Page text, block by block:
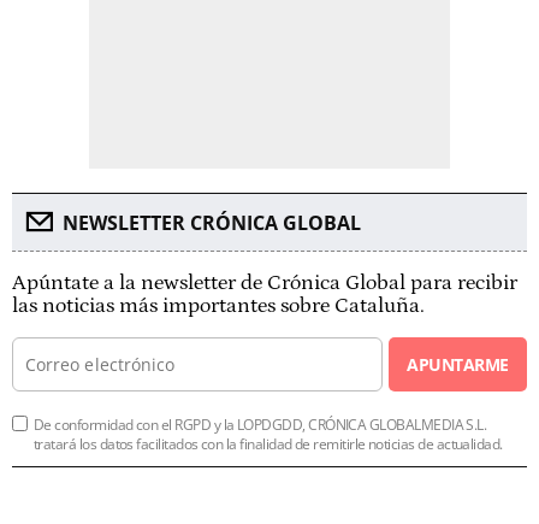
NEWSLETTER CRÓNICA GLOBAL
Apúntate a la newsletter de Crónica Global para recibir
las noticias más importantes sobre Cataluña.
APUNTARME
De conformidad con el RGPD y la LOPDGDD, CRÓNICA GLOBALMEDIA S.L.
tratará los datos facilitados con la finalidad de remitirle noticias de actualidad.